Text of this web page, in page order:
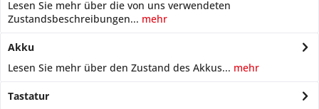
Lesen Sie mehr über die von uns verwendeten
Zustandsbeschreibungen... mehr
Akku
Lesen Sie mehr über den Zustand des Akkus... mehr
Tastatur